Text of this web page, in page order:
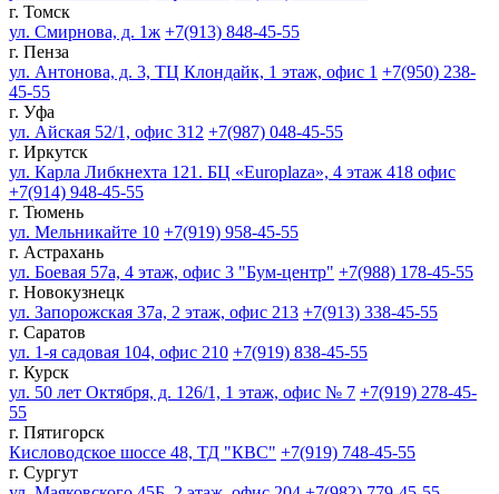
г. Томск
ул. Смирнова, д. 1ж +7(913) 848-45-55
г. Пенза
ул. Антонова, д. 3, ТЦ Клондайк, 1 этаж, офис 1 +7(950) 238-
45-55
г. Уфа
ул. Айская 52/1, офис 312 +7(987) 048-45-55
г. Иркутск
ул. Карла Либкнехта 121. БЦ «Europlaza», 4 этаж 418 офис
+7(914) 948-45-55
г. Тюмень
ул. Мельникайте 10 +7(919) 958-45-55
г. Астрахань
ул. Боевая 57а, 4 этаж, офис 3 "Бум-центр" +7(988) 178-45-55
г. Новокузнецк
ул. Запорожская 37а, 2 этаж, офис 213 +7(913) 338-45-55
г. Саратов
ул. 1-я садовая 104, офис 210 +7(919) 838-45-55
г. Курск
ул. 50 лет Октября, д. 126/1, 1 этаж, офис № 7 +7(919) 278-45-
55
г. Пятигорск
Кисловодское шоссе 48, ТД "КВС" +7(919) 748-45-55
г. Сургут